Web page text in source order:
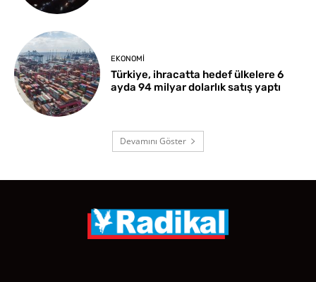
EKONOMI
Türkiye, ihracatta hedef ülkelere 6
ayda 94 milyar dolarlık satış yaptı
Devamını Göster